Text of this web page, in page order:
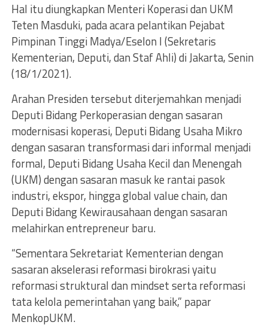
Hal itu diungkapkan Menteri Koperasi dan UKM
Teten Masduki, pada acara pelantikan Pejabat
Pimpinan Tinggi Madya/Eselon I (Sekretaris
Kementerian, Deputi, dan Staf Ahli) di Jakarta, Senin
(18/1/2021).
Arahan Presiden tersebut diterjemahkan menjadi
Deputi Bidang Perkoperasian dengan sasaran
modernisasi koperasi, Deputi Bidang Usaha Mikro
dengan sasaran transformasi dari informal menjadi
formal, Deputi Bidang Usaha Kecil dan Menengah
(UKM) dengan sasaran masuk ke rantai pasok
industri, ekspor, hingga global value chain, dan
Deputi Bidang Kewirausahaan dengan sasaran
melahirkan entrepreneur baru.
“Sementara Sekretariat Kementerian dengan
sasaran akselerasi reformasi birokrasi yaitu
reformasi struktural dan mindset serta reformasi
tata kelola pemerintahan yang baik,” papar
MenkopUKM.